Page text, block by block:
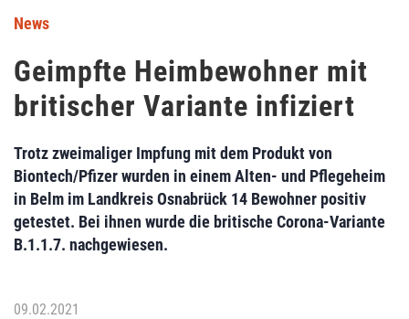
News
Geimpfte Heimbewohner mit
britischer Variante infiziert
Trotz zweimaliger Impfung mit dem Produkt von
Biontech/Pfizer wurden in einem Alten- und Pflegeheim
in Belm im Landkreis Osnabrück 14 Bewohner positiv
getestet. Bei ihnen wurde die britische Corona-Variante
B.1.1.7. nachgewiesen.
09.02.2021